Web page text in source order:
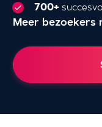
700+
Meer bezoekers